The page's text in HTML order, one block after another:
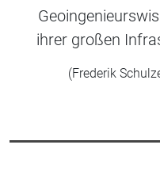
ihrer großen
(Frederik